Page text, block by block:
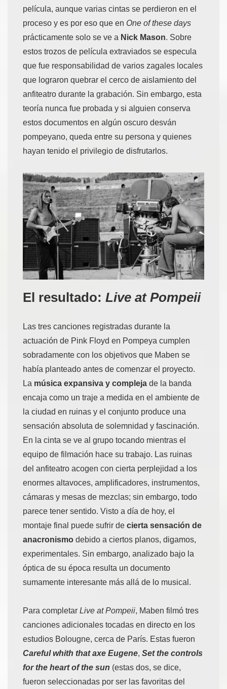
película, aunque varias cintas se perdieron en el
proceso y es por eso que en One of these days
prácticamente solo se ve a Nick Mason. Sobre
estos trozos de película extraviados se especula
que fue responsabilidad de varios zagales locales
que lograron quebrar el cerco de aislamiento del
anfiteatro durante la grabación. Sin embargo, esta
teoría nunca fue probada y si alguien conserva
estos documentos en algún oscuro desván
pompeyano, queda entre su persona y quienes
hayan tenido el privilegio de disfrutarlos.
El resultado: Live at Pompeii
Las tres canciones registradas durante la
actuación de Pink Floyd en Pompeya cumplen
sobradamente con los objetivos que Maben se
había planteado antes de comenzar el proyecto.
La música expansiva y compleja de la banda
encaja como un traje a medida en el ambiente de
la ciudad en ruinas y el conjunto produce una
sensación absoluta de solemnidad y fascinación.
En la cinta se ve al grupo tocando mientras el
equipo de filmación hace su trabajo. Las ruinas
del anfiteatro acogen con cierta perplejidad a los
enormes altavoces, amplificadores, instrumentos,
cámaras y mesas de mezclas; sin embargo, todo
parece tener sentido. Visto a día de hoy, el
montaje final puede sufrir de cierta sensación de
anacronismo debido a ciertos planos, digamos,
experimentales. Sin embargo, analizado bajo la
óptica de su época resulta un documento
sumamente interesante más allá de lo musical.
Para completar Live at Pompeii, Maben filmó tres
canciones adicionales tocadas en directo en los
estudios Bolougne, cerca de París. Estas fueron
Careful whith that axe Eugene, Set the controls
for the heart of the sun (estas dos, se dice,
fueron seleccionadas por ser las favoritas del